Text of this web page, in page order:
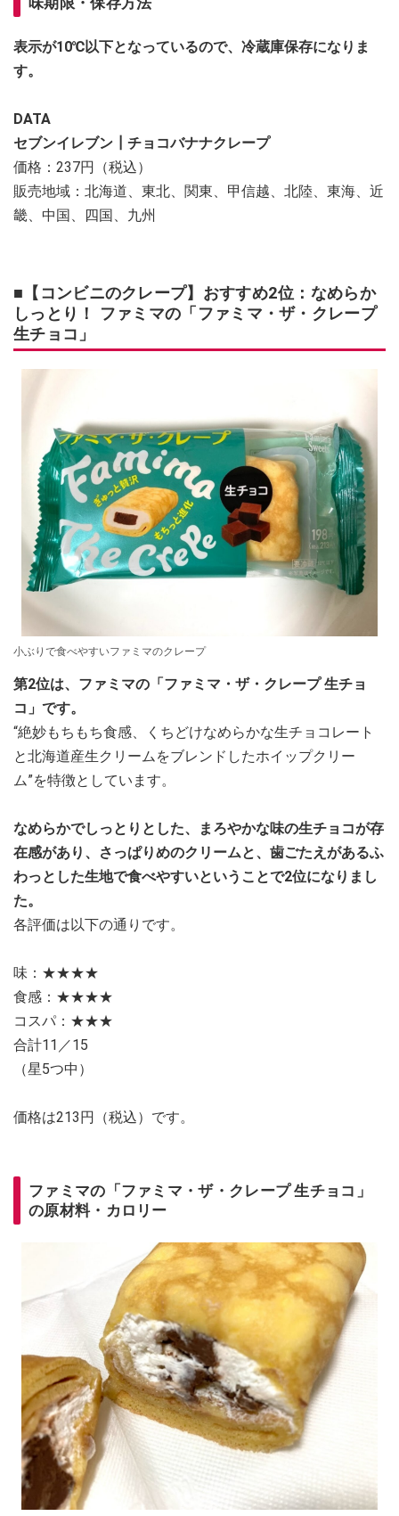
表示が10℃以下となっているので、冷蔵庫保存になりま
す。
DATA
セブンイレブン┃チョコバナナクレープ
価格：237円（税込）
販売地域：北海道、東北、関東、甲信越、北陸、東海、近
畿、中国、四国、九州
■【コンビニのクレープ】おすすめ2位：なめらか
しっとり！ ファミマの「ファミマ・ザ・クレープ
生チョコ」
小ぶりで食べやすいファミマのクレープ
第2位は、ファミマの「ファミマ・ザ・クレープ 生チョ
コ」です。
“絶妙もちもち食感、くちどけなめらかな生チョコレート
と北海道産生クリームをブレンドしたホイップクリー
ム”を特徴としています。
なめらかでしっとりとした、まろやかな味の生チョコが存
在感があり、さっぱりめのクリームと、歯ごたえがあるふ
わっとした生地で食べやすいということで2位になりまし
た。
各評価は以下の通りです。
味：★★★★
食感：★★★★
コスパ：★★★
合計11／15
（星5つ中）
価格は213円（税込）です。
ファミマの「ファミマ・ザ・クレープ 生チョコ」
の原材料・カロリー